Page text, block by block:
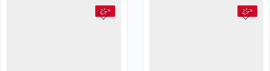
حراج حراج